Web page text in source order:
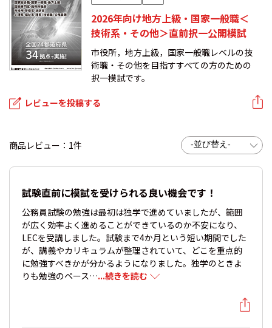
2026年向け地方上級・国家一般職＜
技術系・その他＞直前択一公開模試
市役所，地方上級，国家一般職レベルの技
術職・その他を目指すすべての方のための
択一模試です。
レビューを投稿する
商品レビュー：1件
試験直前に模試を受けられる良い機会です！
公務員試験の勉強は最初は独学で進めていましたが、範囲
が広く効率よく進めることができているのか不安になり、
LECを受講しました。試験まで4か月という短い期間でした
が、講義やカリキュラムが整理されていて、どこを重点的
に勉強すべきかが分かるようになりました。独学のときよ
りも勉強のペース…...続きを読む